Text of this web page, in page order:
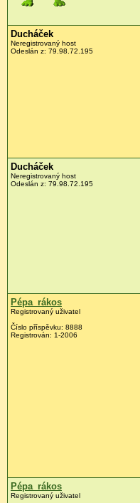
Ducháček
Neregistrovaný host
Odeslán z: 79.98.72.195
Ducháček
Neregistrovaný host
Odeslán z: 79.98.72.195
Pépa_rákos
Registrovaný uživatel
Číslo příspěvku: 8888
Registrován: 1-2006
Pépa_rákos
Registrovaný uživatel